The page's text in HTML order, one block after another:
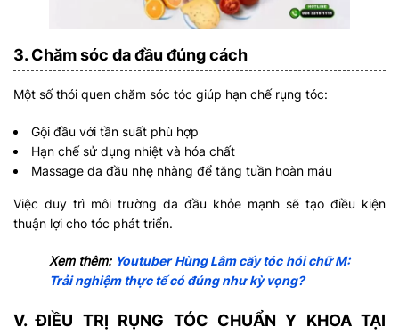
3. Chăm sóc da đầu đúng cách
Một số thói quen chăm sóc tóc giúp hạn chế rụng tóc:
Gội đầu với tần suất phù hợp
Hạn chế sử dụng nhiệt và hóa chất
Massage da đầu nhẹ nhàng để tăng tuần hoàn máu
Việc duy trì môi trường da đầu khỏe mạnh sẽ tạo điều kiện
thuận lợi cho tóc phát triển.
Xem thêm: Youtuber Hùng Lâm cấy tóc hói chữ M:
Trải nghiệm thực tế có đúng như kỳ vọng?
V. ĐIỀU TRỊ RỤNG TÓC CHUẨN Y KHOA TẠI